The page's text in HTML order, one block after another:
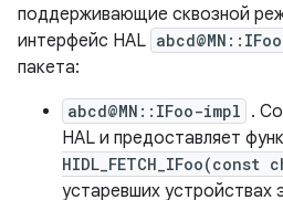
поддерживающие сквозной
интерфейс HAL abcd@MN::IFoo
пакета:
abcd@MN::IFoo-impl .
HAL и предоставляет
HIDL_FETCH_IFoo(const
устаревших устройствах